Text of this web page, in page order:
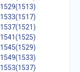
1529(1513)
1533(1517)
1537(1521)
1541(1525)
1545(1529)
1549(1533)
1553(1537)